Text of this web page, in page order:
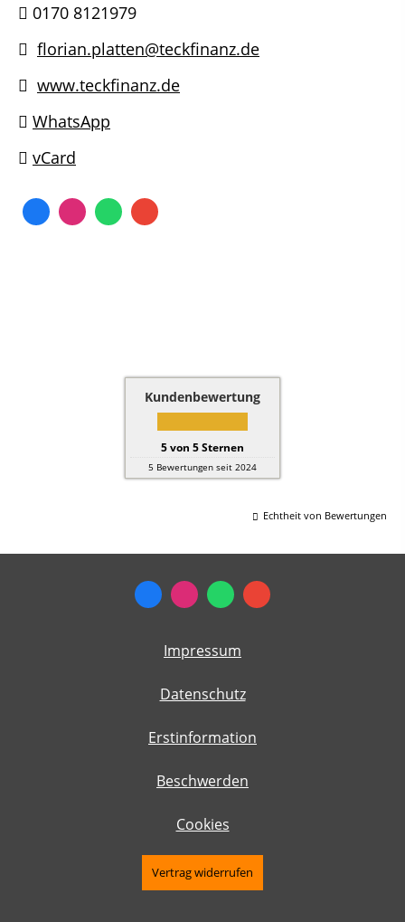
0170 8121979
florian.platten@teckfinanz.de
www.teckfinanz.de
WhatsApp
vCard
Kundenbewertung
5von 5Sternen
5 Bewertungen seit 2024
Echtheit von Bewertungen
Impressum
Datenschutz
Erstinformation
Beschwerden
Cookies
Vertrag widerrufen